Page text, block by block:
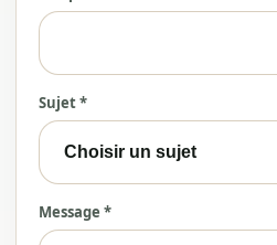
Sujet *
Message *